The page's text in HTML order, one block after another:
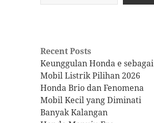
Recent Posts
Keunggulan Honda e sebagai
Mobil Listrik Pilihan 2026
Honda Brio dan Fenomena
Mobil Kecil yang Diminati
Banyak Kalangan